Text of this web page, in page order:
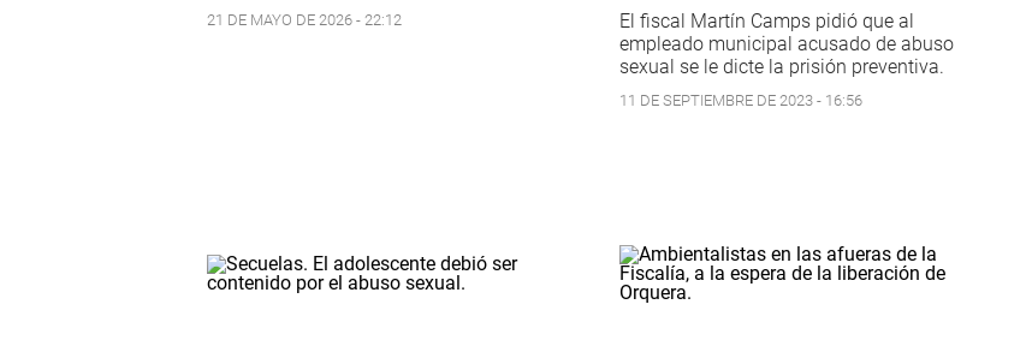
21 DE MAYO DE 2026 - 22:12
El fiscal Martín Camps pidió que al
empleado municipal acusado de abuso
sexual se le dicte la prisión preventiva.
11 DE SEPTIEMBRE DE 2023 - 16:56